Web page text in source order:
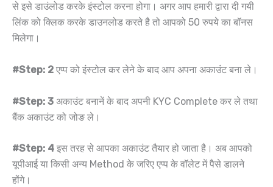
से इसे डाउंलोड करके इंस्टोल करना होगा। अगर आप हमारी द्वारा दी गयी
लिंक को क्लिक करके डाउनलोड करते है तो आपको 50 रुपये का बॉनस
मिलेगा।
#Step: 2 एप्प को इंस्टोल कर लेने के बाद आप अपना अकाउंट बना ले।
#Step: 3 अकाउंट बनानें के बाद अपनी KYC Complete कर ले तथा
बैंक अकाउंट को जोङ ले।
#Step: 4 इस तरह से आपका अकाउंट तैयार हो जाता है। अब आपको
यूपीआई या किसी अन्य Method के जरिए एप्प के वॉलेट में पैसे डालने
होंगे।